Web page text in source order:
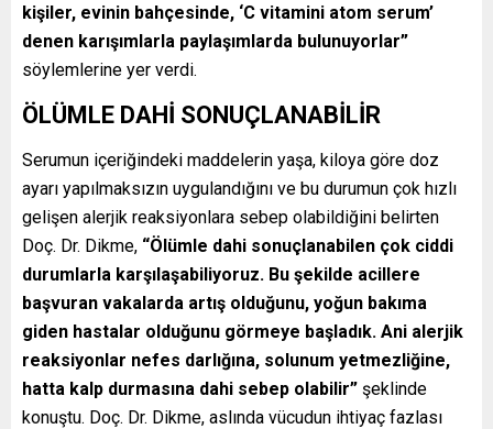
kişiler, evinin bahçesinde, ‘C vitamini atom serum’
denen karışımlarla paylaşımlarda bulunuyorlar”
söylemlerine yer verdi.
ÖLÜMLE DAHİ SONUÇLANABİLİR
Serumun içeriğindeki maddelerin yaşa, kiloya göre doz
ayarı yapılmaksızın uygulandığını ve bu durumun çok hızlı
gelişen alerjik reaksiyonlara sebep olabildiğini belirten
Doç. Dr. Dikme, “Ölümle dahi sonuçlanabilen çok ciddi
durumlarla karşılaşabiliyoruz. Bu şekilde acillere
başvuran vakalarda artış olduğunu, yoğun bakıma
giden hastalar olduğunu görmeye başladık. Ani alerjik
reaksiyonlar nefes darlığına, solunum yetmezliğine,
hatta kalp durmasına dahi sebep olabilir” şeklinde
konuştu. Doç. Dr. Dikme, aslında vücudun ihtiyaç fazlası